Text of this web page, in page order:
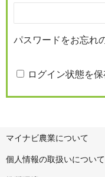
パスワードをお忘れ
ログイン状態を保
マイナビ農業について
個人情報の取扱いについて